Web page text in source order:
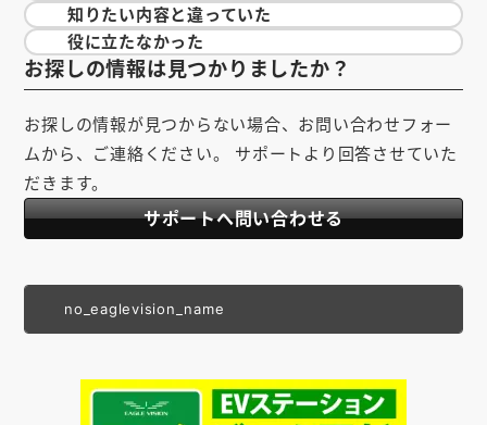
知りたい内容と違っていた
役に立たなかった
お探しの情報は見つかりましたか？
お探しの情報が見つからない場合、お問い合わせフォー
ムから、ご連絡ください。 サポートより回答させていた
だきます。
サポートへ問い合わせる
no_eaglevision_name